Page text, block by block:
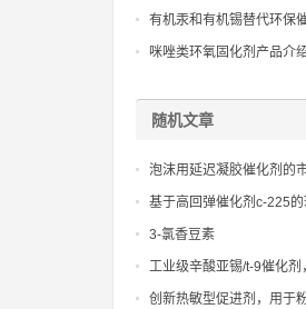
diamine CAS No10563-
lupragen nmi
有机汞和有机锡替代环保
咪唑类环氧固化剂产品介
随机文章
泡沫用延迟凝胶催化剂的
新趋势分析
基于高回弹催化剂c-225
酯体系配方优化
3-氯香豆素
工业级辛酸亚锡/t-9催化
酯软泡、硬泡和弹性体
创新热敏型促进剂，用于